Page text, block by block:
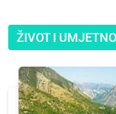
ŽIVOT I